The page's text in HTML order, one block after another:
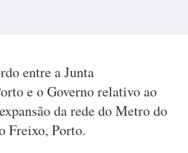
entre a Junta
e o Governo relativo ao
da rede do Metro do
Freixo, Porto.